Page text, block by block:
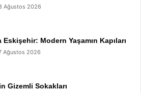
Ağustos 2026
Eskişehir: Modern Yaşamın Kapıları
Ağustos 2026
Gizemli Sokakları